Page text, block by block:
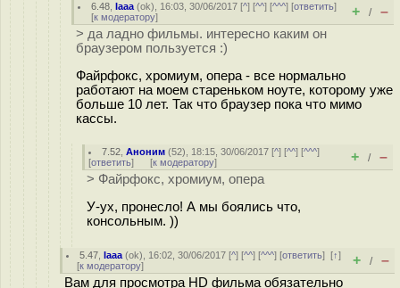
6.48 ,Iaaa (ok), 16:03, 30/06/2017 [^] [^^] [^^^] [ответить]
[к модератору] + / –
> да ладно фильмы. интересно каким он
браузером пользуется :)
Файрфокс, хромиум, опера - все нормально
работают на моем стареньком ноуте, которому уже
больше 10 лет. Так что браузер пока что мимо
кассы.
7.52 ,Аноним (52), 18:15, 30/06/2017 [^] [^^] [^^^]
[ответить] [к модератору] + / –
> Файрфокс, хромиум, опера
У-ух, пронесло! А мы боялись что,
консольным. ))
5.47 ,Iaaa (ok), 16:02, 30/06/2017 [^] [^^] [^^^] [ответить][↑]
[к модератору] + / –
Вам для просмотра HD фильма обязательно